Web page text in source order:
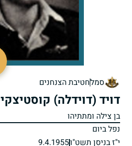
סמלחטיבת הצנחנים
דויד (דוידלה) קוסטיצקי
בן צילה ומתתיהו
נפל ביום
י"ז בניסן תשט"ו9.4.1955